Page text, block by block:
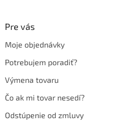
Pre vás
Moje objednávky
Potrebujem poradiť?
Výmena tovaru
Čo ak mi tovar nesedí?
Odstúpenie od zmluvy